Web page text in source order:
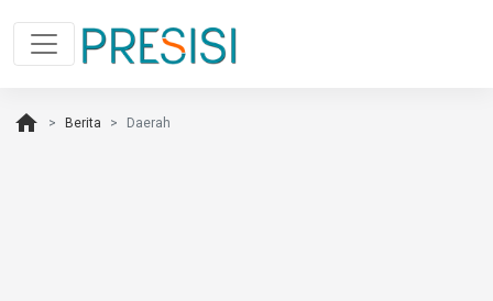
home Berita Daerah